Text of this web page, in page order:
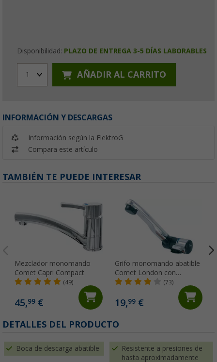
Disponibilidad: PLAZO DE ENTREGA 3-5 DÍAS LABORABLES
1 AÑADIR AL CARRITO
INFORMACIÓN Y DESCARGAS
Información según la ElektroG
Compara este artículo
TAMBIÉN TE PUEDE INTERESAR
Mezclador monomando
Comet Capri Compact
(49)
45,99 €
Grifo monomando abatible
Comet London con
microinterruptor para
caravanas y autocaravanas,
color negro
(73)
19,99€
DETALLES DEL PRODUCTO
Boca de descarga abatible
Resistente a presiones de
hasta aproximadamente